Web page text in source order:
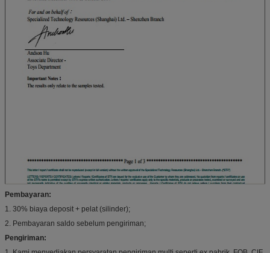
Pembayaran:
1. 30% biaya deposit + pelat (silinder);
2. Pembayaran saldo sebelum pengiriman;
Pengiriman: